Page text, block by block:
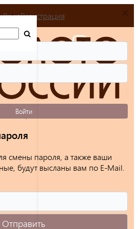
ВходРегистрация
Войти
смены пароля, а также ваши
будут высланы вам по E-Mail.